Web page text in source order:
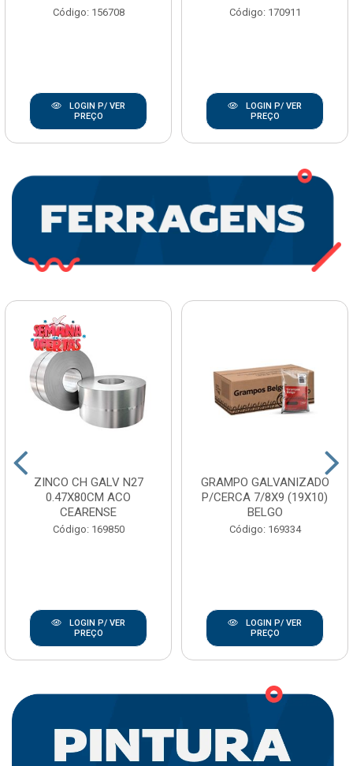
Código: 156708
LOGIN P/ VER
PREÇO
Código: 170911
LOGIN P/ VER
PREÇO
ZINCO CH GALV N27
0.47X80CM ACO
CEARENSE
Código: 169850
LOGIN P/ VER
PREÇO
GRAMPO GALVANIZADO
P/CERCA 7/8X9 (19X10)
BELGO
Código: 169334
LOGIN P/ VER
PREÇO